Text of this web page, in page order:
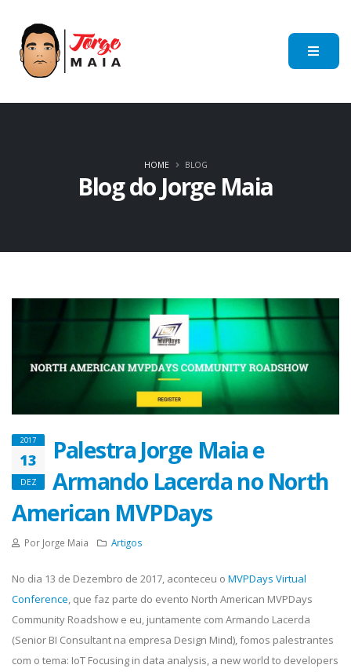
Blog do Jorge Maia
HOME BLOG
2017
13
DEZ
Palestra Jorge Maia e
Armando Lacerda no North
American MVPDays
Por Jorge Maia Artigos
No dia 13 de Dezembro de 2017, aconteceu o MVPDays Virtual
Conference , que faz parte do evento North American MVPDays
Community Roadshow e eu, juntamente com Armando Lacerda
(Senior BI Consultant na empresa Design Mind), fomos palestrantes
com o tema: IoT Focusing in data analysis, a new world to developers